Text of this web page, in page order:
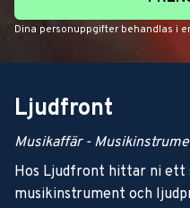
Dina personuppgifter behandlas i
Ljudfront
Musikaffär -
Hos Ljudfront hittar ni ett
musikinstrument och